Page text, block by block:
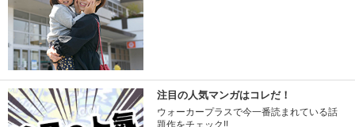
注目の人気マンガはコレだ！
ウォーカープラスで今一番読まれている話